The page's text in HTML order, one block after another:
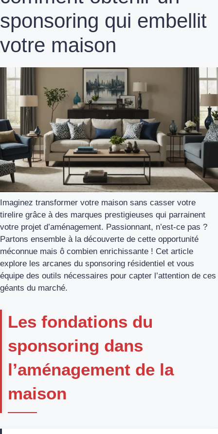
sponsoring qui embellit
votre maison
Imaginez transformer votre maison sans casser votre
tirelire grâce à des marques prestigieuses qui parrainent
votre projet d’aménagement. Passionnant, n’est-ce pas ?
Partons ensemble à la découverte de cette opportunité
méconnue mais ô combien enrichissante ! Cet article
explore les arcanes du sponsoring résidentiel et vous
équipe des outils nécessaires pour capter l’attention de ces
géants du marché.
Les fondations du
sponsoring dans
l’aménagement de la
maison